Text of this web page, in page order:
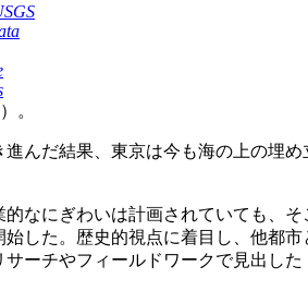
）。
んだ結果、東京は今も海の上の埋
なにぎわいは計画されていても、
した。歴史的視点に着目し、他都
ーチやフィールドワークで見出し